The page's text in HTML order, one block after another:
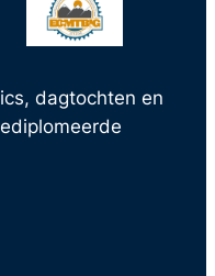
dagtochten en